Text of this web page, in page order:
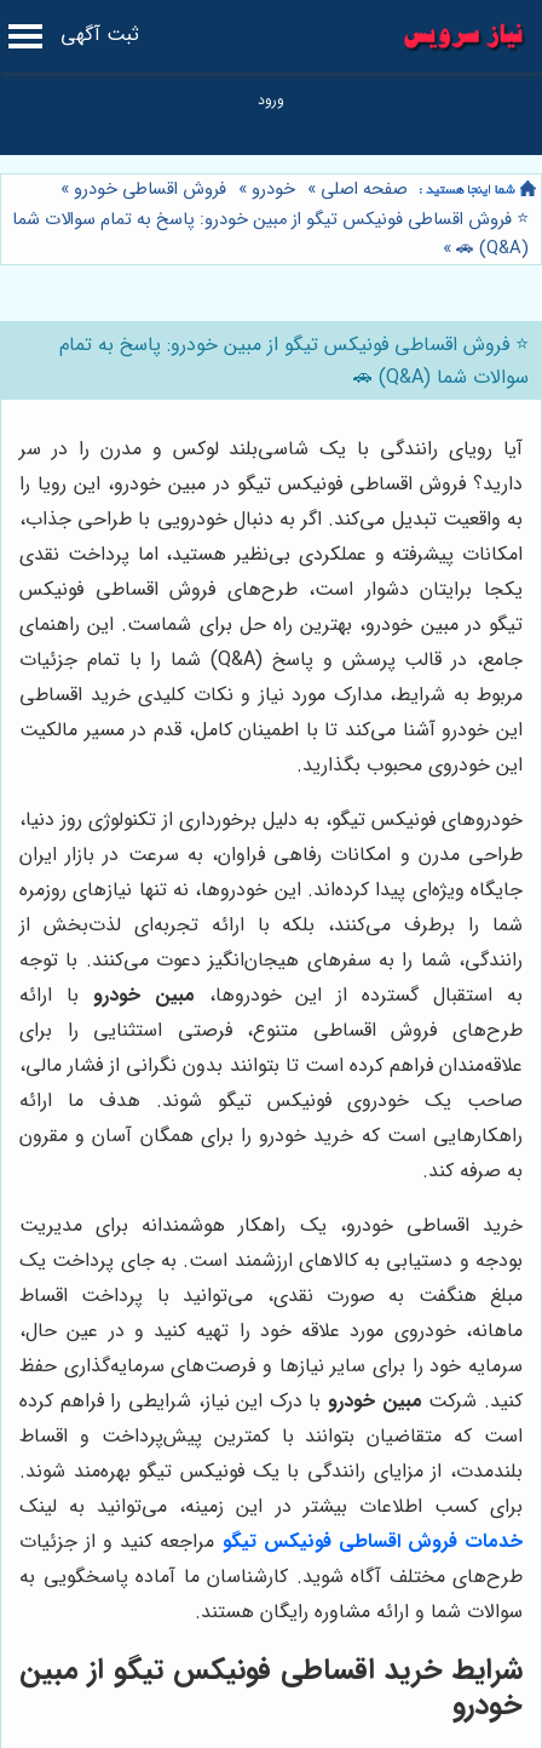
ثبت آگهی
صفحه اصلی » خودرو » فروش اقساطی خودرو »
⭐️ فروش اقساطی فونیکس تیگو از مبین خودرو: پاسخ به تمام سوالات شما
(Q&A) 🚗
»
⭐️ فروش اقساطی فونیکس تیگو از مبین خودرو: پاسخ به تمام
سوالات شما (Q&A) 🚗
آیا رویای رانندگی با یک شاسی‌بلند لوکس و مدرن را در سر
دارید؟ فروش اقساطی فونیکس تیگو در مبین خودرو، این رویا را
به واقعیت تبدیل می‌کند. اگر به دنبال خودرویی با طراحی جذاب،
امکانات پیشرفته و عملکردی بی‌نظیر هستید، اما پرداخت نقدی
یکجا برایتان دشوار است، طرح‌های فروش اقساطی فونیکس
تیگو در مبین خودرو، بهترین راه حل برای شماست. این راهنمای
جامع، در قالب پرسش و پاسخ (Q&A) شما را با تمام جزئیات
مربوط به شرایط، مدارک مورد نیاز و نکات کلیدی خرید اقساطی
این خودرو آشنا می‌کند تا با اطمینان کامل، قدم در مسیر مالکیت
این خودروی محبوب بگذارید.
خودروهای فونیکس تیگو، به دلیل برخورداری از تکنولوژی روز دنیا،
طراحی مدرن و امکانات رفاهی فراوان، به سرعت در بازار ایران
جایگاه ویژه‌ای پیدا کرده‌اند. این خودروها، نه تنها نیازهای روزمره
شما را برطرف می‌کنند، بلکه با ارائه تجربه‌ای لذت‌بخش از
رانندگی، شما را به سفرهای هیجان‌انگیز دعوت می‌کنند. با توجه
به استقبال گسترده از این خودروها، مبین خودرو با ارائه
طرح‌های فروش اقساطی متنوع، فرصتی استثنایی را برای
علاقه‌مندان فراهم کرده است تا بتوانند بدون نگرانی از فشار مالی،
صاحب یک خودروی فونیکس تیگو شوند. هدف ما ارائه
راهکارهایی است که خرید خودرو را برای همگان آسان و مقرون
به صرفه کند.
خرید اقساطی خودرو، یک راهکار هوشمندانه برای مدیریت
بودجه و دستیابی به کالاهای ارزشمند است. به جای پرداخت یک
مبلغ هنگفت به صورت نقدی، می‌توانید با پرداخت اقساط
ماهانه، خودروی مورد علاقه خود را تهیه کنید و در عین حال،
سرمایه خود را برای سایر نیازها و فرصت‌های سرمایه‌گذاری حفظ
کنید. شرکت مبین خودروبا درک این نیاز، شرایطی را فراهم کرده
است که متقاضیان بتوانند با کمترین پیش‌پرداخت و اقساط
بلندمدت، از مزایای رانندگی با یک فونیکس تیگو بهره‌مند شوند.
برای کسب اطلاعات بیشتر در این زمینه، می‌توانید به لینک
خدمات فروش اقساطی فونیکس تیگو مراجعه کنید و از جزئیات
طرح‌های مختلف آگاه شوید. کارشناسان ما آماده پاسخگویی به
سوالات شما و ارائه مشاوره رایگان هستند.
شرایط خرید اقساطی فونیکس تیگو از مبین
خودرو